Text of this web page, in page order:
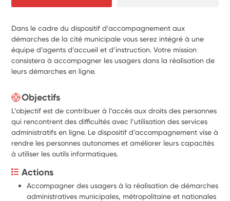
Dans le cadre du dispositif d’accompagnement aux
démarches de la cité municipale vous serez intégré à une
équipe d’agents d’accueil et d’instruction. Votre mission
consistera à accompagner les usagers dans la réalisation de
leurs démarches en ligne.
Objectifs
L’objectif est de contribuer à l’accès aux droits des personnes
qui rencontrent des difficultés avec l’utilisation des services
administratifs en ligne. Le dispositif d’accompagnement vise à
rendre les personnes autonomes et améliorer leurs capacités
à utiliser les outils informatiques.
Actions
Accompagner des usagers à la réalisation de démarches
administratives municipales, métropolitaine et nationales